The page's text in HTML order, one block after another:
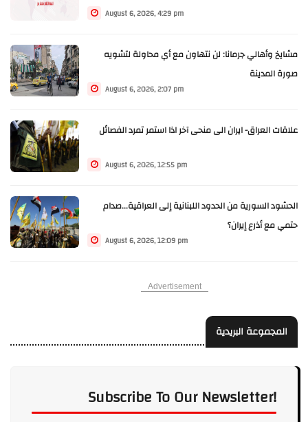
August 6, 2026, 4:29 pm
مشايخ وأهالي جرمانا: لن نتهاون مع أي محاولة لتشويه
صورة المدينة
August 6, 2026, 2:07 pm
علاقات العراق- ايران الى منحى آخر اذا استمر تمرد الفصائل
August 6, 2026, 12:55 pm
الحشود السورية من الحدود اللبنانية إلى العراقية...صدام
حتمي مع أذرع إيران؟
August 6, 2026, 12:09 pm
Advertisement
المجموعة البريدية
Subscribe To Our Newsletter!